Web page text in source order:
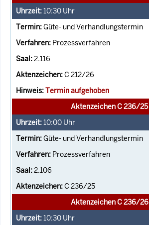
10:30 Uhr
Güte- und Verhandlungstermin
Prozessverfahren
2.116
C 212/26
Termin aufgehoben
Aktenzeichen C 236/25
10:00 Uhr
Güte- und Verhandlungstermin
Prozessverfahren
2.106
C 236/25
Aktenzeichen C 236/26
10:30 Uhr